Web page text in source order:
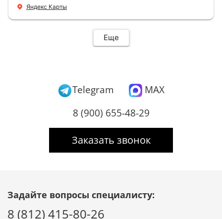
+ нормальные цены Всем большое спасибо
Яндекс Карты
Еще
Telegram
MAX
8 (900) 655-48-29
Заказать звонок
Задайте вопросы специалисту:
8 (812) 415-80-26